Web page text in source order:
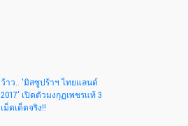
ว้าว.. 'มิสซูปร้าฯ ไทยแลนด์
2017' เปิดตัวมงกุฏเพชรแท้ 3
เม็ดเด็ดจริง!!